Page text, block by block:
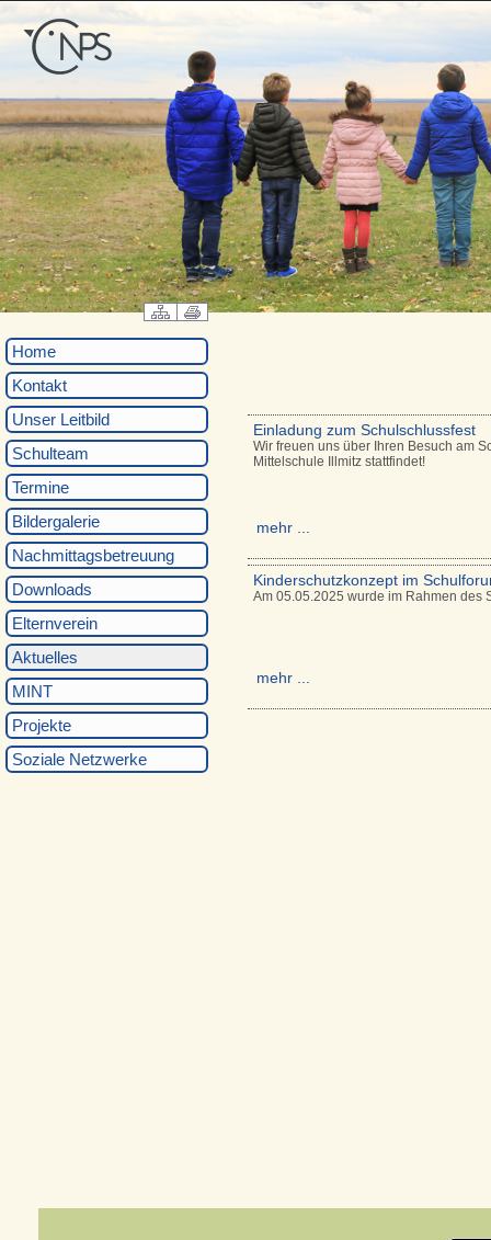
Home
Kontakt
Unser Leitbild
Schulteam
Termine
Bildergalerie
Nachmittagsbetreuung
Downloads
Elternverein
Aktuelles
MINT
Projekte
Soziale Netzwerke
Einladung zum Schulschlussfest
Wir freuen uns über Ihren Besuch am
Mittelschule Illmitz stattfindet!
mehr ...
Kinderschutzkonzept im
Am 05.05.2025 wurde im Rahmen des
mehr ...